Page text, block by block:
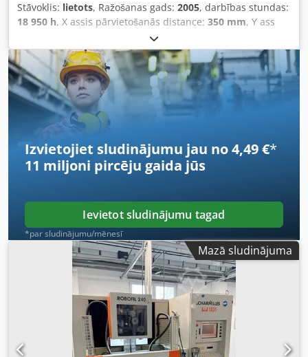
Stāvoklis: lietots, Ražošanas gads: 2005, darbības stundas:
18 950 h, X assis pārvietošanās distance: 350 mm, Y ass
220 mm
attālums:220 mm, Stieples diametrs: 0,1–0,3 mm
Automātiska atkārtota ievēršana Ūdens vanna Darba
stundas: 18 950 stundas Djdpewzyvhjfx An Ijck
Pārvietošanās ceļi: X – 350 mm, Y – 220 mm, Z – 220 mm, U
– 350 mm, V – 220 mm Millenium vadība Ražošanas gads:
Izvietojiet sludinājumu jau no 4,49 €*
11 miljoni pircēju gaida jūs
Ievietot sludinājumu tagad
*par sludinājumu/mēnesī
Mazā sludinājuma